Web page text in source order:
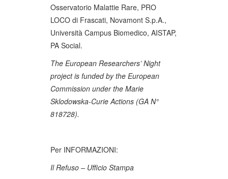
Osservatorio Malattie Rare, PRO
LOCO di Frascati, Novamont S.p.A.,
Università Campus Biomedico, AISTAP,
PA Social.
The European Researchers’ Night
project is funded by the European
Commission under the Marie
Sklodowska-Curie Actions (GA N°
818728).
Per INFORMAZIONI:
Il Refuso – Ufficio Stampa